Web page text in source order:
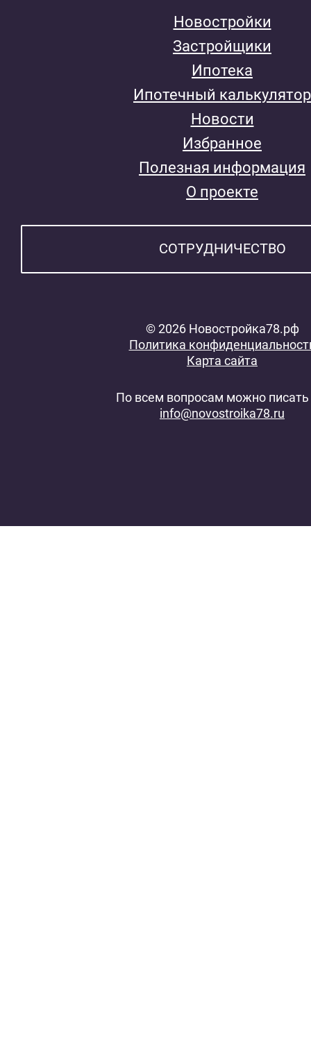
Новостройки
Застройщики
Ипотека
Ипотечный калькулятор
Новости
Избранное
Полезная информация
О проекте
СОТРУДНИЧЕСТВО
© 2026 Новостройка78.рф
Политика
Карта сайта
По всем вопросам можно писать
info@novostroika78.ru